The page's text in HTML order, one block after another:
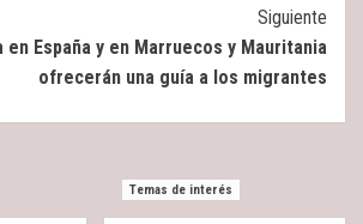
Siguiente
en España y en Marruecos y Mauritania
ofrecerán una guía a los migrantes
Temas de interés